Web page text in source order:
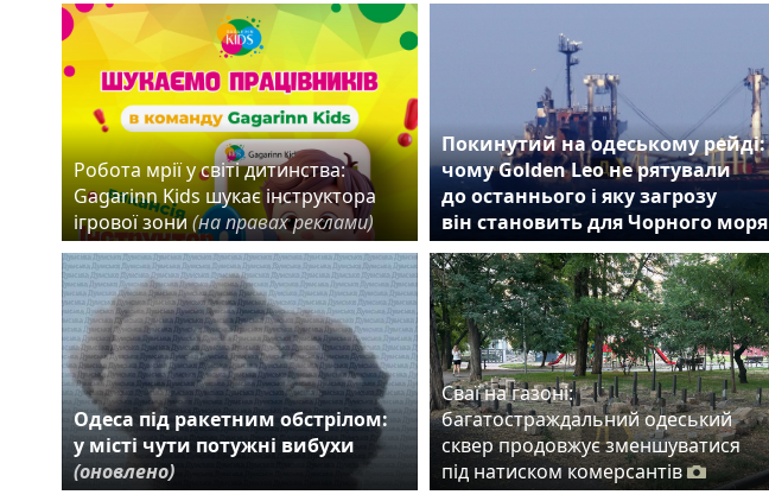
Робота мрії у світі дитинства:
Gagarinn Kids шукає інструктора
ігрової зони(на правах реклами)
Покинутий на одеському рейді:
чому Golden Leo не рятували
до останнього і яку загрозу
він становить для Чорного моря
Одеса під ракетним обстрілом:
у місті чути потужні вибухи
(оновлено)
Сваї на газоні:
багатостраждальний одеський
сквер продовжує зменшуватися
під натиском комерсантів